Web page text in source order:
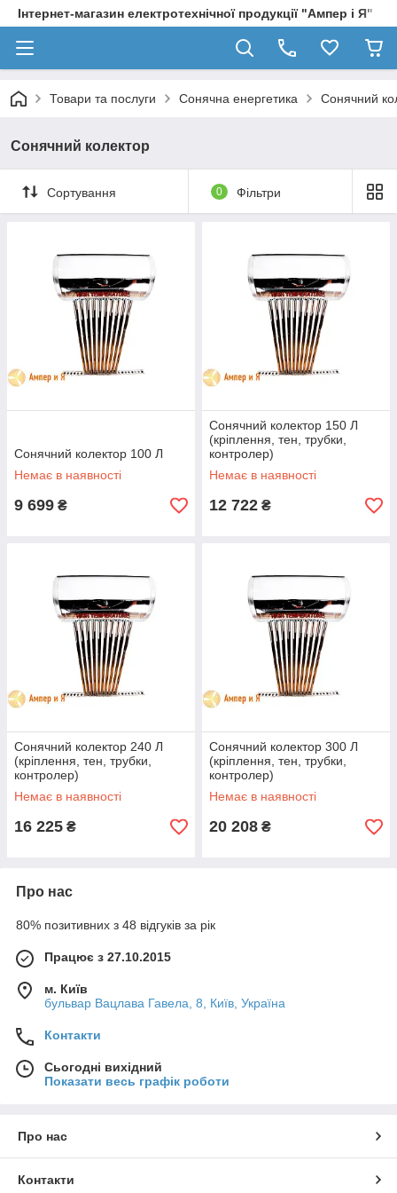
Інтернет-магазин електротехнічної продукції "Ампер і Я"
Товари та послуги Сонячна енергетика Сонячний
Сонячний колектор
Сортування 0 Фільтри
Сонячний колектор 100 Л
Немає в наявності
9 699 ₴
Сонячний колектор 150 Л
(кріплення, тен, трубки,
контролер)
Немає в наявності
12 722 ₴
Сонячний колектор 240 Л
(кріплення, тен, трубки,
контролер)
Немає в наявності
16 225 ₴
Сонячний колектор 300 Л
(кріплення, тен, трубки,
контролер)
Немає в наявності
20 208 ₴
Про нас
80% позитивних з 48 відгуків за рік
Працює з 27.10.2015
м. Київ
бульвар Вацлава Гавела, 8, Київ, Україна
Контакти
Сьогодні вихідний
Показати весь графік роботи
Про нас
Контакти